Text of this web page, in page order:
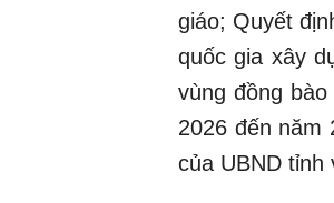
giáo; Quyết
quốc gia xây
vùng đồng
2026 đến năm
của UBND